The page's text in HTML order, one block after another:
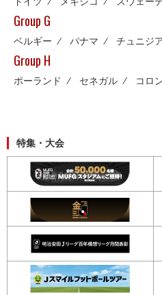
Group G
ベルギー ⁄ パナマ ⁄ チュニジ
Group H
ポーランド ⁄ セネガル ⁄ コロ
特集・大会